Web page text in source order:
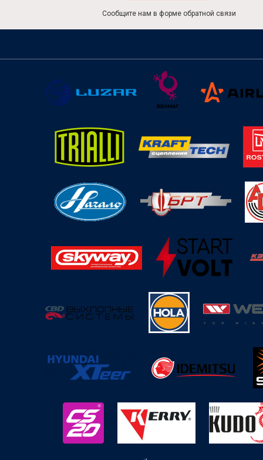
Сообщите нам в форме обратной связи